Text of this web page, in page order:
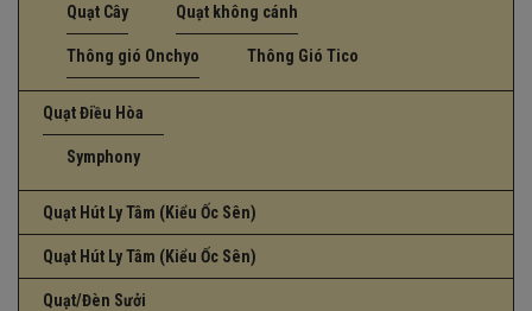
Quạt Cây Quạt không cánh
Thông gió Onchyo Thông Gió Tico
Quạt Điều Hòa
Symphony
Quạt Hút Ly Tâm (Kiểu Ốc Sên)
Quạt Hút Ly Tâm (Kiểu Ốc Sên)
Quạt/Đèn Sưởi